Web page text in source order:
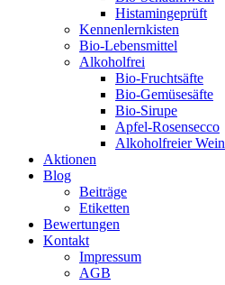
Histamingeprüft
Kennenlernkisten
Bio-Lebensmittel
Alkoholfrei
Bio-Fruchtsäfte
Bio-Gemüsesäfte
Bio-Sirupe
Apfel-Rosensecco
Alkoholfreier Wein
Aktionen
Blog
Beiträge
Etiketten
Bewertungen
Kontakt
Impressum
AGB